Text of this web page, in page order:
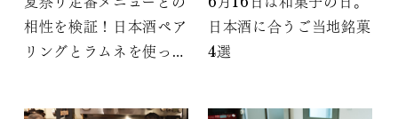
相性を検証！日本酒ペア
リングとラムネを使った
日本酒に合うご当地銘菓
4選